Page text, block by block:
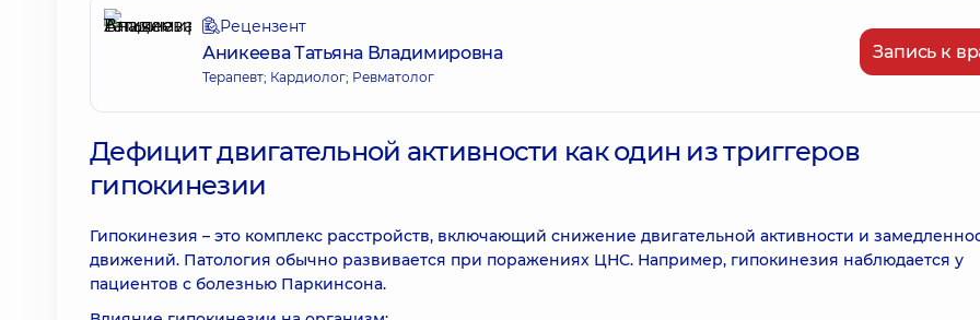
Рецензент
Аникеева Татьяна Владимировна
Терапевт; Кардиолог; Ревматолог
Запись к
Дефицит двигательной активности как один из триггеров
гипокинезии
Гипокинезия – это комплекс расстройств, включающий снижение двигательной активности и
движений. Патология обычно развивается при поражениях ЦНС. Например, гипокинезия наблюдается у
пациентов с болезнью Паркинсона.